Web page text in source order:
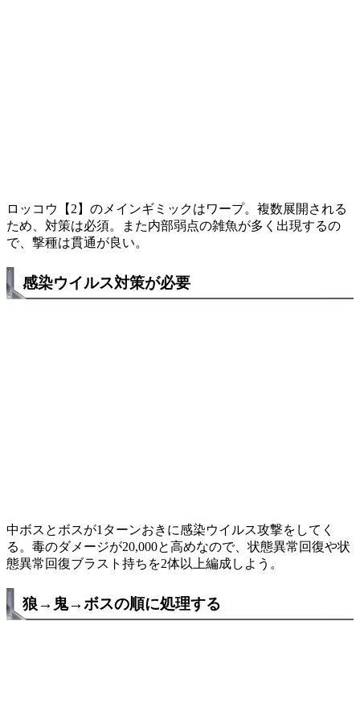
ロッコウ【2】のメインギミックはワープ。複数展開される
ため、対策は必須。また内部弱点の雑魚が多く出現するの
で、撃種は貫通が良い。
感染ウイルス対策が必要
中ボスとボスが1ターンおきに感染ウイルス攻撃をしてく
る。毒のダメージが20,000と高めなので、状態異常回復や状
態異常回復ブラスト持ちを2体以上編成しよう。
狼→鬼→ボスの順に処理する